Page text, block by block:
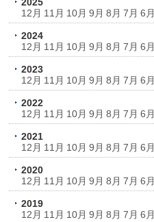
12月 11月 10月 9月 8月 7月 6月
2024
12月 11月 10月 9月 8月 7月 6月
2023
12月 11月 10月 9月 8月 7月 6月
2022
12月 11月 10月 9月 8月 7月 6月
2021
12月 11月 10月 9月 8月 7月 6月
2020
12月 11月 10月 9月 8月 7月 6月
2019
12月 11月 10月 9月 8月 7月 6月